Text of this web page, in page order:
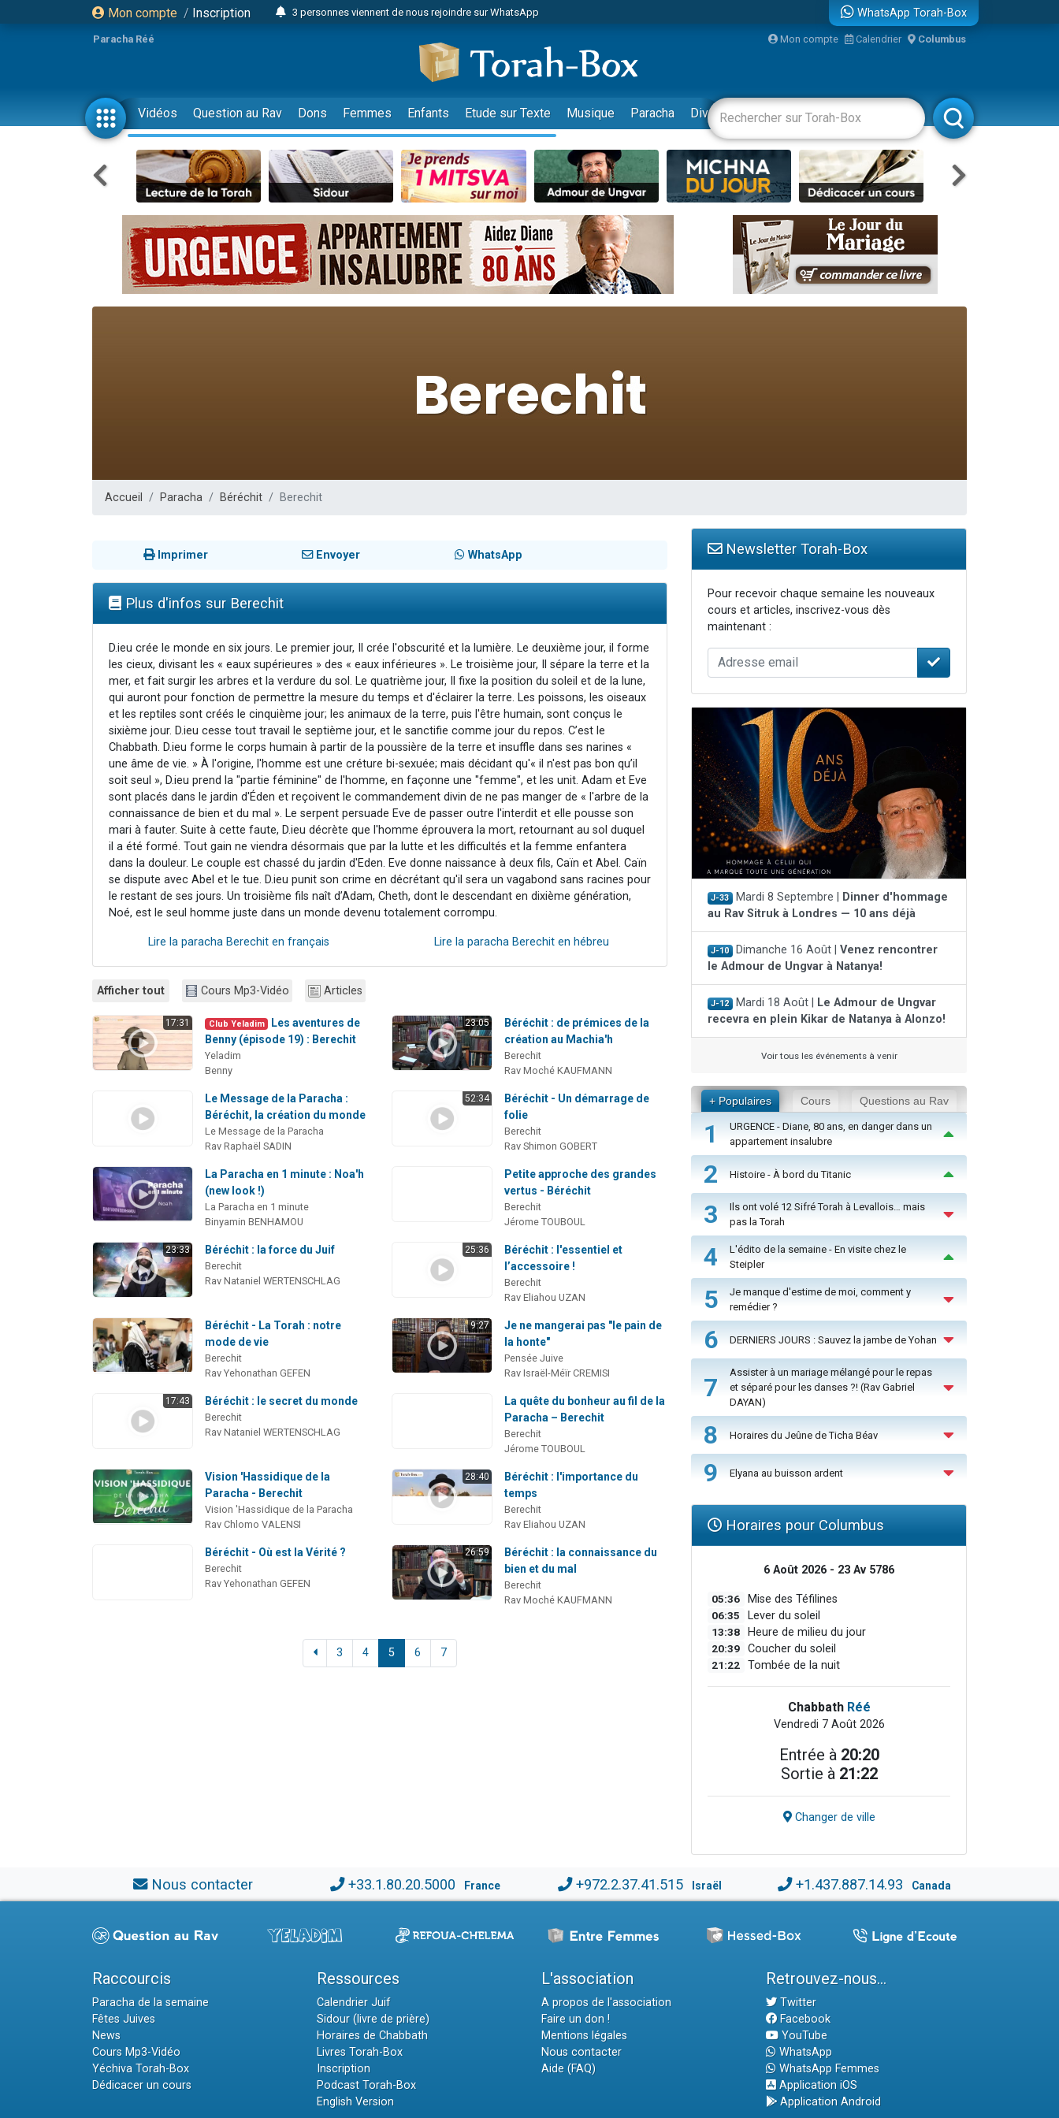
Mon compte / Inscription
3 personnes viennent de nous rejoindre sur WhatsApp
3 personnes viennent de faire un don pour 5 jours de vacances aux Orphelins
3 personnes viennent de faire un don pour Diane, 80 ans, dans un appartement insalubre
2 personnes viennent de nous rejoindre sur WhatsApp
13 personnes viennent de demander une bénédiction
30 personnes viennent de faire un don pour Sauvez la jambe de Yohan
Il reste 49 places pour étudier en groupe sur Zoom
12 nouvelles musiques dans Torah-Box Music
3 personnes viennent de nous rejoindre sur WhatsApp
2 personnes viennent de nous rejoindre sur WhatsApp
2 nouvelles musiques dans Torah-Box Music
3 personnes viennent de nous rejoindre sur WhatsApp
Il reste 49 places pour étudier en groupe sur Zoom
Ariel vient de donner son Maasser
WhatsApp Torah-Box
Paracha Réé Mon compte Calendrier Columbus
Vidéos Question au Rav Dons Femmes Enfants Etude sur Texte Musique Paracha Divertissements Livres Rabbanim
Accueil Paracha Béréchit Berechit
Imprimer Envoyer WhatsApp
Plus d'infos sur Berechit
D.ieu crée le monde en six jours. Le premier jour, Il crée l'obscurité et la lumière. Le deuxième jour, il forme
les cieux, divisant les « eaux supérieures » des « eaux inférieures ». Le troisième jour, Il sépare la terre et la
mer, et fait surgir les arbres et la verdure du sol. Le quatrième jour, Il fixe la position du soleil et de la lune,
qui auront pour fonction de permettre la mesure du temps et d'éclairer la terre. Les poissons, les oiseaux
et les reptiles sont créés le cinquième jour; les animaux de la terre, puis l'être humain, sont conçus le
sixième jour. D.ieu cesse tout travail le septième jour, et le sanctifie comme jour du repos. C’est le
Chabbath. D.ieu forme le corps humain à partir de la poussière de la terre et insuffle dans ses narines «
une âme de vie. » À l'origine, l'homme est une créture bi-sexuée; mais décidant qu'« il n'est pas bon qu’il
soit seul », D.ieu prend la "partie féminine" de l'homme, en façonne une "femme", et les unit. Adam et Eve
sont placés dans le jardin d'Éden et reçoivent le commandement divin de ne pas manger de « l'arbre de la
connaissance de bien et du mal ». Le serpent persuade Eve de passer outre l'interdit et elle pousse son
mari à fauter. Suite à cette faute, D.ieu décrète que l'homme éprouvera la mort, retournant au sol duquel
il a été formé. Tout gain ne viendra désormais que par la lutte et les difficultés et la femme enfantera
dans la douleur. Le couple est chassé du jardin d'Eden. Eve donne naissance à deux fils, Caïn et Abel. Caïn
se dispute avec Abel et le tue. D.ieu punit son crime en décrétant qu'il sera un vagabond sans racines pour
le restant de ses jours. Un troisième fils naît d’Adam, Cheth, dont le descendant en dixième génération,
Noé, est le seul homme juste dans un monde devenu totalement corrompu.
Lire la paracha Berechit en français Lire la paracha Berechit en hébreu
Afficher tout Cours Mp3-Vidéo Articles
17:31 Club Yeladim
Les aventures de
Benny (épisode 19) : Berechit
Yeladim
Benny
23:05
Béréchit : de prémices de la
création au Machia'h
Berechit
Rav Moché KAUFMANN
Le Message de la Paracha :
Béréchit, la création du monde
Le Message de la Paracha
Rav Raphaël SADIN
52:34
Béréchit - Un démarrage de
folie
Berechit
Rav Shimon GOBERT
La Paracha en 1 minute : Noa'h
(new look !)
La Paracha en 1 minute
Binyamin BENHAMOU
Petite approche des grandes
vertus - Béréchit
Berechit
Jérome TOUBOUL
23:33 Béréchit : la force du Juif
Berechit
Rav Nataniel WERTENSCHLAG
25:36
Béréchit : l'essentiel et
l’accessoire !
Berechit
Rav Eliahou UZAN
Béréchit - La Torah : notre
mode de vie
Berechit
Rav Yehonathan GEFEN
9:27
Je ne mangerai pas "le pain de
la honte"
Pensée Juive
Rav Israël-Méïr CREMISI
17:43 Béréchit : le secret du monde
Berechit
Rav Nataniel WERTENSCHLAG
La quête du bonheur au fil de la
Paracha – Berechit
Berechit
Jérome TOUBOUL
Vision 'Hassidique de la
Paracha - Berechit
Vision 'Hassidique de la Paracha
Rav Chlomo VALENSI
28:40
Béréchit : l'importance du
temps
Berechit
Rav Eliahou UZAN
Béréchit - Où est la Vérité ?
Berechit
Rav Yehonathan GEFEN
26:59
Béréchit : la connaissance du
bien et du mal
Berechit
Rav Moché KAUFMANN
3 4 5 6 7
Newsletter Torah-Box
Pour recevoir chaque semaine les nouveaux
cours et articles, inscrivez-vous dès
maintenant :
J-33 Mardi 8 Septembre |
Dinner d'hommage
au Rav Sitruk à Londres — 10 ans déjà
J-10 Dimanche 16 Août | Venez rencontrer
le Admour de Ungvar à Natanya!
J-12 Mardi 18 Août |
Le Admour de Ungvar
recevra en plein Kikar de Natanya à Alonzo!
Voir tous les événements à venir
+ Populaires Cours Questions au Rav
1
URGENCE - Diane, 80 ans, en danger dans un
appartement insalubre
2 Histoire - À bord du Titanic
3
Ils ont volé 12 Sifré Torah à Levallois… mais
pas la Torah
4
L'édito de la semaine - En visite chez le
Steipler
5
Je manque d'estime de moi, comment y
remédier ?
6 DERNIERS JOURS : Sauvez la jambe de Yohan
7
Assister à un mariage mélangé pour le repas
et séparé pour les danses ?! (Rav Gabriel
DAYAN)
8 Horaires du Jeûne de Ticha Béav
9 Elyana au buisson ardent
Horaires pour Columbus
6 Août 2026 - 23 Av 5786
05:36 Mise des Téfilines
06:35 Lever du soleil
13:38 Heure de milieu du jour
20:39 Coucher du soleil
21:22 Tombée de la nuit
Chabbath Réé
Vendredi 7 Août 2026
Entrée à 20:20
Sortie à 21:22
Changer de ville
Nous contacter +33.1.80.20.5000 France +972.2.37.41.515 Israël +1.437.887.14.93 Canada
Raccourcis
Paracha de la semaine
Fêtes Juives
News
Cours Mp3-Vidéo
Yéchiva Torah-Box
Dédicacer un cours
Ressources
Calendrier Juif
Sidour (livre de prière)
Horaires de Chabbath
Livres Torah-Box
Inscription
Podcast Torah-Box
English Version
L'association
A propos de l'association
Faire un don !
Mentions légales
Nous contacter
Aide (FAQ)
Retrouvez-nous...
Twitter
Facebook
YouTube
WhatsApp
WhatsApp Femmes
Application iOS
Application Android